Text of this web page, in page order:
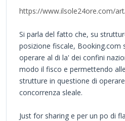
https://www.ilsole24ore.com/
Si parla del fatto che, su
posizione fiscale, Booking.com
operare al di la' dei confini
modo il fisco e permettendo alle
strutture in questione di
concorrenza sleale.
Just for sharing e per un po di